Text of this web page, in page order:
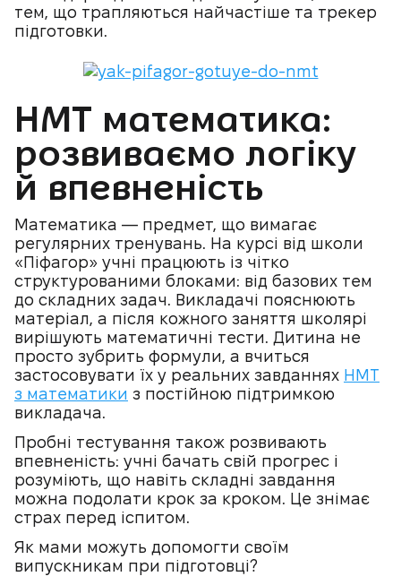
тем, що трапляються найчастіше та трекер
підготовки.
НМТ математика:
розвиваємо логіку
й впевненість
Математика — предмет, що вимагає
регулярних тренувань. На курсі від школи
«Піфагор» учні працюють із чітко
структурованими блоками: від базових тем
до складних задач. Викладачі пояснюють
матеріал, а після кожного заняття школярі
вирішують математичні тести. Дитина не
просто зубрить формули, а вчиться
застосовувати їх у реальних завданнях НМТ
з математики з постійною підтримкою
викладача.
Пробні тестування також розвивають
впевненість: учні бачать свій прогрес і
розуміють, що навіть складні завдання
можна подолати крок за кроком. Це знімає
страх перед іспитом.
Як мами можуть допомогти своїм
випускникам при підготовці?